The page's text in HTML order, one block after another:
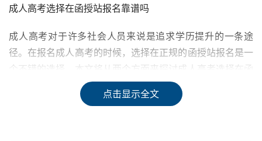
成人高考选择在函授站报名靠谱吗
成人高考对于许多社会人员来说是追求学历提升的一条途
径。在报名成人高考的时候，选择在正规的函授站报名是一
个不错的选择。本文将从两个方面来探讨成人高考选择在函
授站报名的靠谱性。
点击显示全文